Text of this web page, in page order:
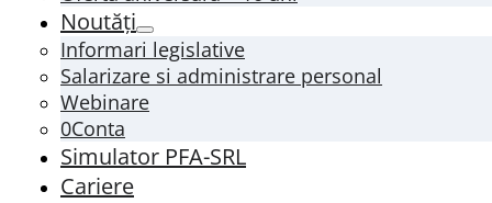
Noutăți
Informari legislative
Salarizare si administrare personal
Webinare
0Conta
Simulator PFA-SRL
Cariere